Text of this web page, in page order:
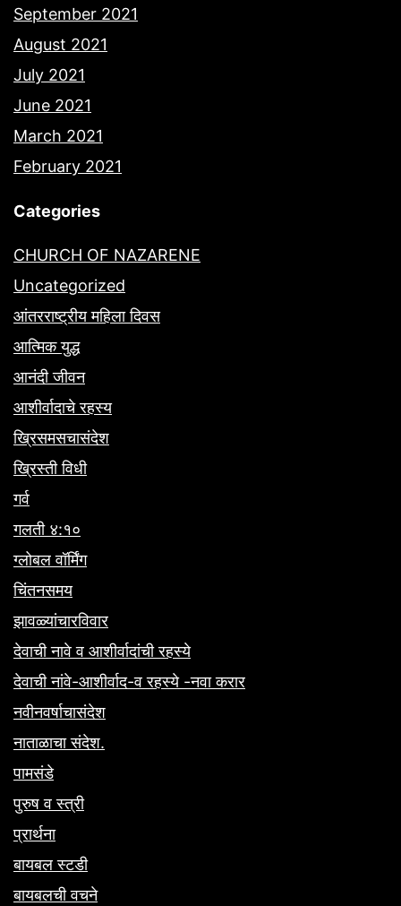
September 2021
August 2021
July 2021
June 2021
March 2021
February 2021
Categories
CHURCH OF NAZARENE
Uncategorized
आंतरराष्ट्रीय महिला दिवस
आत्मिक युद्ध
आनंदी जीवन
आशीर्वादाचे रहस्य
ख्रिसमसचासंदेश
ख्रिस्ती विधी
गर्व
गलती ४:१०
ग्लोबल वॉर्मिंग
चिंतनसमय
झावळ्यांचारविवार
देवाची नावे व आशीर्वादांची रहस्ये
देवाची नांवे-आशीर्वाद-व रहस्ये -नवा करार
नवीनवर्षाचासंदेश
नाताळाचा संदेश.
पामसंडे
पुरुष व स्त्री
प्रार्थना
बायबल स्टडी
बायबलची वचने